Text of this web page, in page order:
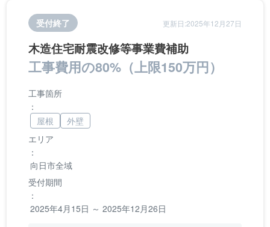
受付終了 更新日:2025年12月27日
木造住宅耐震改修等事業費補助
工事費用の80%（上限150万円）
エリア
：
向日市全域
受付期間
：
2025年4月15日 ～ 2025年12月26日
工事箇所
：
屋根
外壁